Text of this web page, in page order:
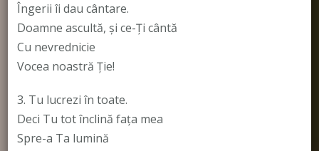
Îngerii îi dau cântare.
Doamne ascultă, şi ce-Ţi cântă
Cu nevrednicie
Vocea noastră Ţie!
3. Tu lucrezi în toate.
Deci Tu tot înclină faţa mea
Spre-a Ta lumină